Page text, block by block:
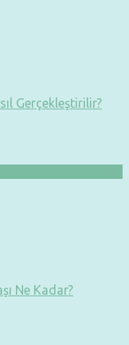
Gerçekleştirilir?
Ne Kadar?